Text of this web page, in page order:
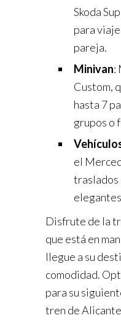
Skoda
para
pareja.
Minivan:
Custom,
hasta 7
grupos o
el
traslados
Disfrute de la
que está en
llegue a su
comodidad.
para su
tren de